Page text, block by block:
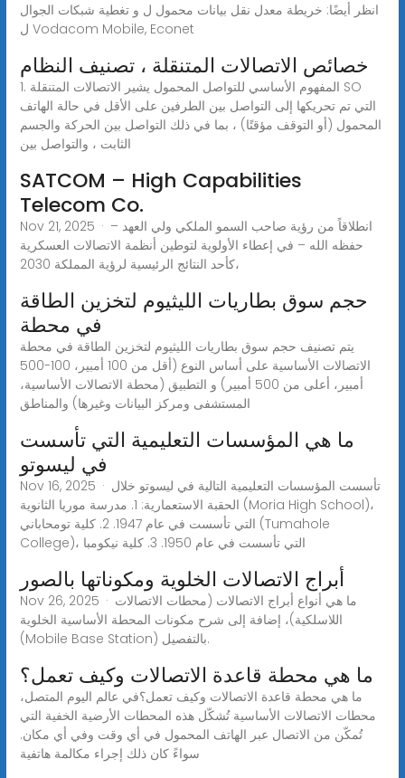
انظر أيضًا: خريطة معدل نقل بيانات محمول ل و تغطية شبكات الجوال
ل Vodacom Mobile, Econet
خصائص الاتصالات المتنقلة ، تصنيف النظام
1. المفهوم الأساسي للتواصل المحمول يشير الاتصالات المتنقلة SO
التي تم تحريكها إلى التواصل بين الطرفين على الأقل في حالة الهاتف
المحمول (أو التوقف مؤقتًا) ، بما في ذلك التواصل بين الحركة والجسم
الثابت ، والتواصل بين
SATCOM – High Capabilities
Telecom Co.
Nov 21, 2025 · انطلاقاً من رؤية صاحب السمو الملكي ولي العهد –
حفظه الله – في إعطاء الأولوية لتوطين أنظمة الاتصالات العسكرية
كأحد النتائج الرئيسية لرؤية المملكة 2030،
حجم سوق بطاريات الليثيوم لتخزين الطاقة
في محطة
يتم تصنيف حجم سوق بطاريات الليثيوم لتخزين الطاقة في محطة
الاتصالات الأساسية على أساس النوع (أقل من 100 أمبير، 100-500
أمبير، أعلى من 500 أمبير) و التطبيق (محطة الاتصالات الأساسية،
المستشفى ومركز البيانات وغيرها) والمناطق
ما هي المؤسسات التعليمية التي تأسست
في ليسوتو
Nov 16, 2025 · تأسست المؤسسات التعليمية التالية في ليسوتو خلال
الحقبة الاستعمارية: 1. مدرسة موريا الثانوية (Moria High School)،
التي تأسست في عام 1947. 2. كلية تومحاباني (Tumahole
College)، التي تأسست في عام 1950. 3. كلية نيكومبا
أبراج الاتصالات الخلوية ومكوناتها بالصور
Nov 26, 2025 · ما هي أنواع أبراج الاتصالات (محطات الاتصالات
اللاسلكية)، إضافة إلى شرح مكونات المحطة الأساسية الخلوية
(Mobile Base Station) بالتفصيل.
ما هي محطة قاعدة الاتصالات وكيف تعمل؟
ما هي محطة قاعدة الاتصالات وكيف تعمل؟في عالم اليوم المتصل،
محطات الاتصالات الأساسية تُشكّل هذه المحطات الأرضية الخفية التي
تُمكّن من الاتصال عبر الهاتف المحمول في أي وقت وفي أي مكان.
سواءً كان ذلك إجراء مكالمة هاتفية